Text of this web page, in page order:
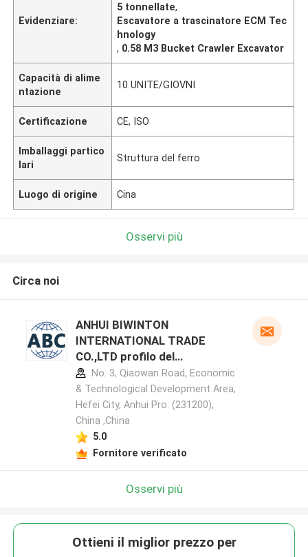
Evidenziare:
5 tonnellate,
Escavatore a trascinatore ECM Tec
hnology
, 0.58 M3 Bucket Crawler Excavator
Capacità di alime
ntazione
10 UNITE/GIOVNI
Certificazione CE, ISO
Imballaggi partico
lari
Struttura del ferro
Luogo di origine Cina
Osservi più
Circa noi
ANHUI BIWINTON
INTERNATIONAL TRADE
CO.,LTD profilo del
produttore
No. 3, Qiaowan Road, Economic
& Technological Development Area,
Hefei City, Anhui Pro. (231200),
China ,China
5.0
Fornitore verificato
Osservi più
Ottieni il miglior prezzo per